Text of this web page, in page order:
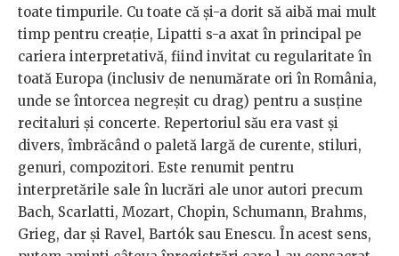
toate timpurile. Cu toate că și-a dorit să aibă mai mult
timp pentru creație, Lipatti s-a axat în principal pe
cariera interpretativă, fiind invitat cu regularitate în
toată Europa (inclusiv de nenumărate ori în România,
unde se întorcea negreșit cu drag) pentru a susține
recitaluri și concerte. Repertoriul său era vast și
divers, îmbrăcând o paletă largă de curente, stiluri,
genuri, compozitori. Este renumit pentru
interpretările sale în lucrări ale unor autori precum
Bach, Scarlatti, Mozart, Chopin, Schumann, Brahms,
Grieg, dar și Ravel, Bartók sau Enescu. În acest sens,